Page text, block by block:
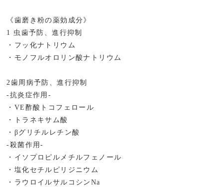
《歯磨き粉の薬効成分》
1 虫歯予防、進行抑制
・フッ化ナトリウム
・モノフルオロリン酸ナトリウム
2歯周病予防、進行抑制
-抗炎症作用-
・VE酢酸トコフェロール
・トラネキサム酸
・βグリチルレチン酸
-殺菌作用-
・イソプロピルメチルフェノール
・塩化セチルピリジニウム
・ラウロイルサルコシンNa